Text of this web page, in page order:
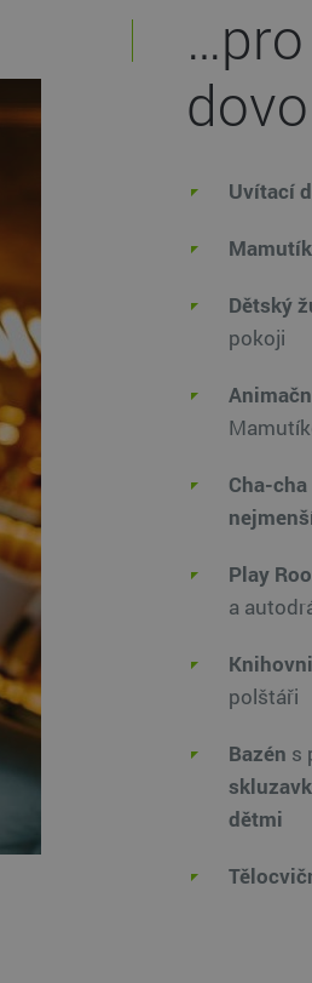
Uvítací
Dětský
pokoji
Cha-
Play
a
polštáři
Bazén s
dětmi